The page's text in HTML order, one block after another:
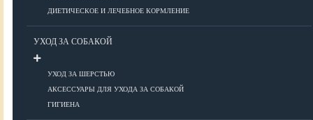
ДИЕТИЧЕСКОЕ И ЛЕЧЕБНОЕ КОРМЛЕНИЕ
УХОД ЗА СОБАКОЙ
УХОД ЗА ШЕРСТЬЮ
АКСЕССУАРЫ ДЛЯ УХОДА ЗА СОБАКОЙ
ГИГИЕНА
Болезни ОДА
Болезни органов дыхания
Болезни сердца
Заболевания нервной системы
Инфекционные болезни
Кожные заболевания
Прочие болезни